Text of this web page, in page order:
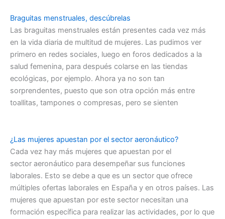
Braguitas menstruales, descúbrelas
Las braguitas menstruales están presentes cada vez más
en la vida diaria de multitud de mujeres. Las pudimos ver
primero en redes sociales, luego en foros dedicados a la
salud femenina, para después colarse en las tiendas
ecológicas, por ejemplo. Ahora ya no son tan
sorprendentes, puesto que son otra opción más entre
toallitas, tampones o compresas, pero se sienten
¿Las mujeres apuestan por el sector aeronáutico?
Cada vez hay más mujeres que apuestan por el
sector aeronáutico para desempeñar sus funciones
laborales. Esto se debe a que es un sector que ofrece
múltiples ofertas laborales en España y en otros países. Las
mujeres que apuestan por este sector necesitan una
formación específica para realizar las actividades, por lo que